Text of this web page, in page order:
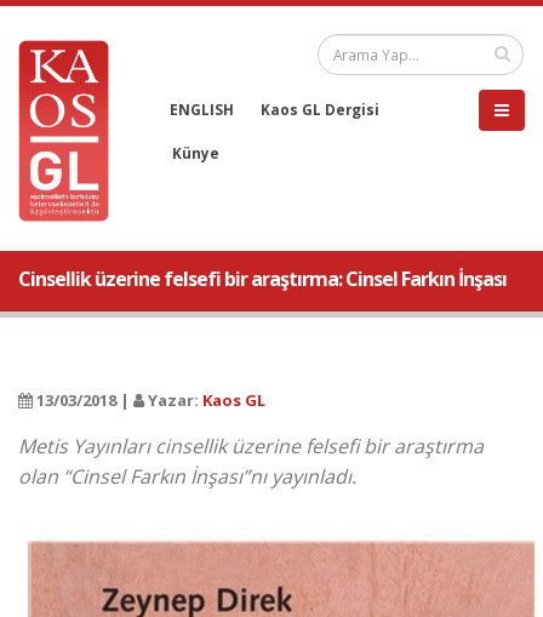
ENGLISH Kaos GL Dergisi
Künye
Cinsellik üzerine felsefi bir araştırma: Cinsel Farkın İnşası
13/03/2018 | Yazar: Kaos GL
Metis Yayınları cinsellik üzerine felsefi bir araştırma
olan “Cinsel Farkın İnşası”nı yayınladı.